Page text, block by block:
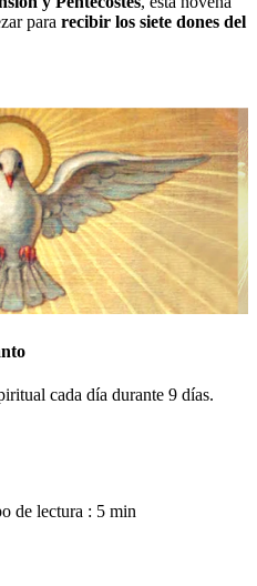
para recibir los siete dones del
cada día durante 9 días.
de lectura : 5 min